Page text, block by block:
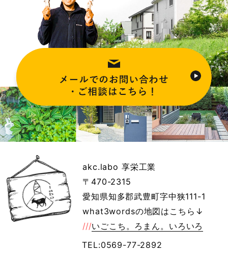
akc.labo 享栄工業
〒470-2315
愛知県知多郡武豊町字中狭111-1
what3wordsの地図はこちら↓
///いごこち。ろまん。いろいろ
TEL:0569-77-2892